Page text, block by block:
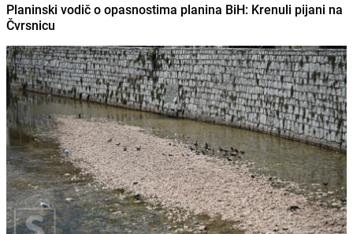
Planinski vodič o opasnostima planina BiH: Krenuli pijani na
Čvrsnicu